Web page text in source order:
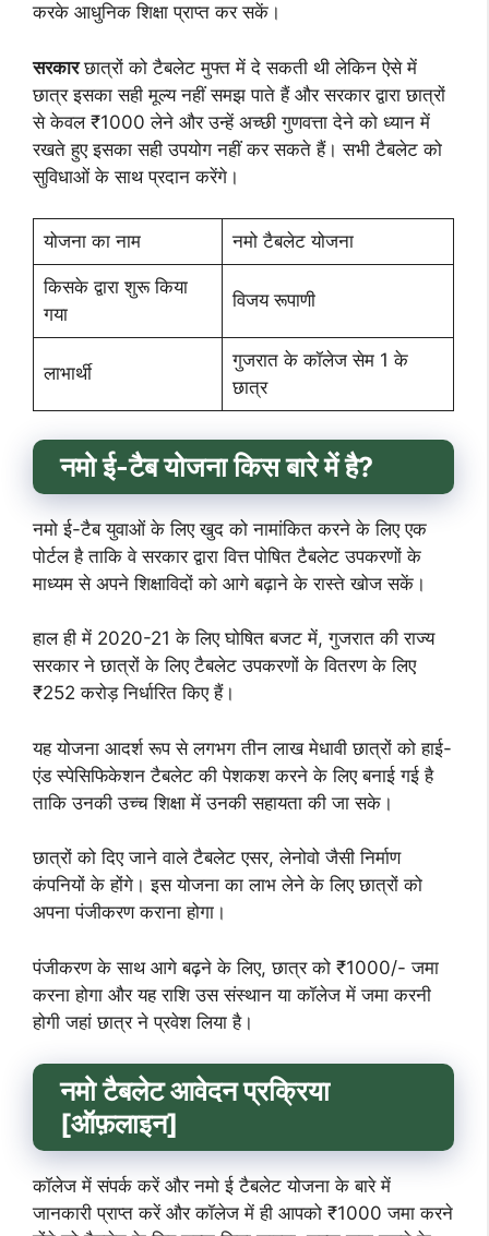
करके आधुनिक शिक्षा प्राप्त कर सकें।
सरकारछात्रों को टैबलेट मुफ्त में दे सकती थी लेकिन ऐसे में
छात्र इसका सही मूल्य नहीं समझ पाते हैं और सरकार द्वारा छात्रों
से केवल ₹1000 लेने और उन्हें अच्छी गुणवत्ता देने को ध्यान में
रखते हुए इसका सही उपयोग नहीं कर सकते हैं। सभी टैबलेट को
सुविधाओं के साथ प्रदान करेंगे।
योजना का नाम नमो टैबलेट योजना
किसके द्वारा शुरू किया
गया
विजय रूपाणी
लाभार्थी
गुजरात के कॉलेज सेम 1 के
छात्र
नमो ई-टैब योजना किस बारे में है?
नमो ई-टैब युवाओं के लिए खुद को नामांकित करने के लिए एक
पोर्टल है ताकि वे सरकार द्वारा वित्त पोषित टैबलेट उपकरणों के
माध्यम से अपने शिक्षाविदों को आगे बढ़ाने के रास्ते खोज सकें।
हाल ही में 2020-21 के लिए घोषित बजट में, गुजरात की राज्य
सरकार ने छात्रों के लिए टैबलेट उपकरणों के वितरण के लिए
₹252 करोड़ निर्धारित किए हैं।
यह योजना आदर्श रूप से लगभग तीन लाख मेधावी छात्रों को हाई-
एंड स्पेसिफिकेशन टैबलेट की पेशकश करने के लिए बनाई गई है
ताकि उनकी उच्च शिक्षा में उनकी सहायता की जा सके।
छात्रों को दिए जाने वाले टैबलेट एसर, लेनोवो जैसी निर्माण
कंपनियों के होंगे। इस योजना का लाभ लेने के लिए छात्रों को
अपना पंजीकरण कराना होगा।
पंजीकरण के साथ आगे बढ़ने के लिए, छात्र को ₹1000/- जमा
करना होगा और यह राशि उस संस्थान या कॉलेज में जमा करनी
होगी जहां छात्र ने प्रवेश लिया है।
नमो टैबलेट आवेदन प्रक्रिया
[ऑफ़लाइन]
कॉलेज में संपर्क करें और नमो ई टैबलेट योजना के बारे में
जानकारी प्राप्त करें और कॉलेज में ही आपको ₹1000 जमा करने